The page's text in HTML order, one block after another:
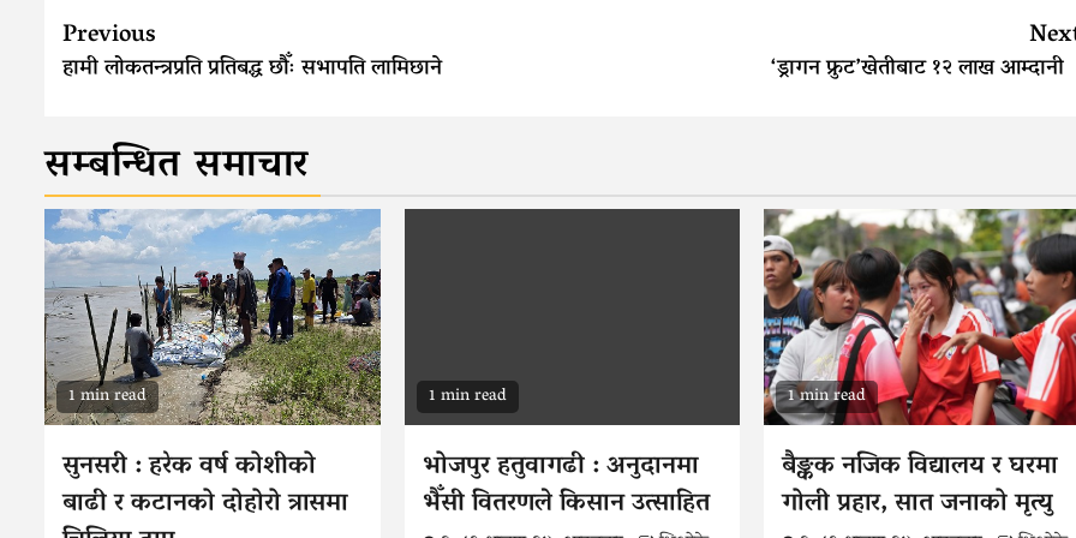
Continue
Reading
Previous
हामी लोकतन्त्रप्रति प्रतिबद्ध छौँः सभापति लामिछाने ‘ड्रागन फ्रुट’खेतीबाट १२ लाख
सम्बन्धित समाचार
1 min read
सुनसरी : हरेक वर्ष कोशीको
बाढी र कटानको दोहोरो त्रासमा
1 min read
भोजपुर हतुवागढी : अनुदानमा
भैँसी वितरणले किसान उत्साहित
1 min read
बैङ्कक नजिक विद्यालय र घरमा
गोली प्रहार, सात जनाको मृत्यु